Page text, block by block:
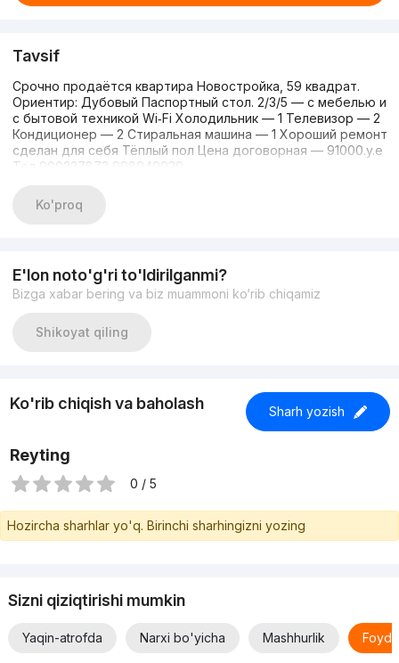
Tavsif
Срочно продаётся квартира Новостройка, 59 квадрат.
Ориентир: Дубовый Паспортный стол. 2/3/5 — с мебелью и
с бытовой техникой Wi‑Fi Холодильник — 1 Телевизор — 2
Кондиционер — 2 Стиральная машина — 1 Хороший ремонт
сделан для себя Тёплый пол Цена договорная — 91000.y.e
Тел 900237873 998040029
Ko'proq
E'lon noto'g'ri to'ldirilganmi?
Bizga xabar bering va biz muammoni ko‘rib chiqamiz
Shikoyat qiling
Ko'rib chiqish va baholash Sharh yozish
Reyting
0 / 5
Hozircha sharhlar yo'q. Birinchi sharhingizni yozing
Sizni qiziqtirishi mumkin
Yaqin-atrofda Narxi bo'yicha Mashhurlik